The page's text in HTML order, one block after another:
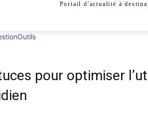
Portail d'actualité à
Outils
pour optimiser